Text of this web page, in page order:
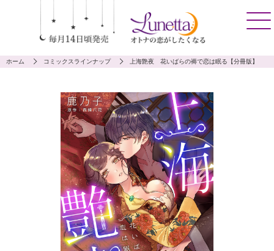
ホーム コミックスラインナップ 上海艶夜 花いばらの褥で恋は眠る【分冊版】